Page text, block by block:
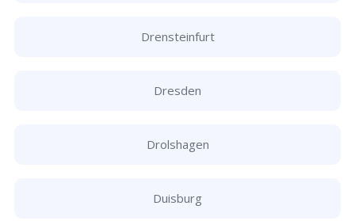
Drensteinfurt
Dresden
Drolshagen
Duisburg